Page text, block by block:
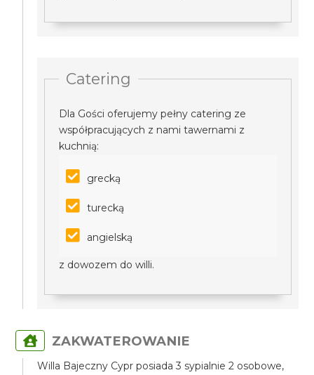
Catering
Dla Gości oferujemy pełny catering ze
współpracujących z nami tawernami z
kuchnią:
grecką
turecką
angielską
z dowozem do willi.
ZAKWATEROWANIE
Willa Bajeczny Cypr posiada 3 sypialnie 2 osobowe,